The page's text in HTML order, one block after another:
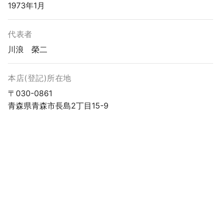
1973年1月
代表者
川浪 榮二
本店(登記)所在地
〒030-0861
青森県青森市長島2丁目15-9